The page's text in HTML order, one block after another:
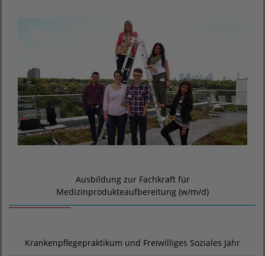
Ausbildung zur Fachkraft für
Medizinprodukteaufbereitung (w/m/d)
Krankenpflegepraktikum und Freiwilliges Soziales Jahr